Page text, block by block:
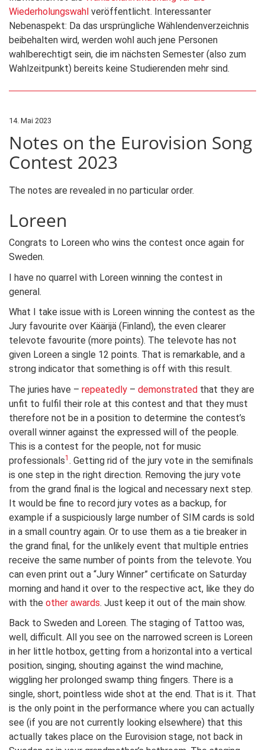
Wiederholungswahl veröffentlicht. Interessanter
Nebenaspekt: Da das ursprüngliche Wählendenverzeichnis
beibehalten wird, werden wohl auch jene Personen
wahlberechtigt sein, die im nächsten Semester (also zum
Wahlzeitpunkt) bereits keine Studierenden mehr sind.
14. Mai 2023
Notes on the Eurovision Song
Contest 2023
The notes are revealed in no particular order.
Loreen
Congrats to Loreen who wins the contest once again for
Sweden.
I have no quarrel with Loreen winning the contest in
general.
What I take issue with is Loreen winning the contest as the
Jury favourite over Käärijä (Finland), the even clearer
televote favourite (more points). The televote has not
given Loreen a single 12 points. That is remarkable, and a
strong indicator that something is off with this result.
The juries have – repeatedly – demonstrated that they are
unfit to fulfil their role at this contest and that they must
therefore not be in a position to determine the contest’s
overall winner against the expressed will of the people.
This is a contest for the people, not for music
professionals1 . Getting rid of the jury vote in the semifinals
is one step in the right direction. Removing the jury vote
from the grand final is the logical and necessary next step.
It would be fine to record jury votes as a backup, for
example if a suspiciously large number of SIM cards is sold
in a small country again. Or to use them as a tie breaker in
the grand final, for the unlikely event that multiple entries
receive the same number of points from the televote. You
can even print out a “Jury Winner” certificate on Saturday
morning and hand it over to the respective act, like they do
with the other awards. Just keep it out of the main show.
Back to Sweden and Loreen. The staging of Tattoo was,
well, difficult. All you see on the narrowed screen is Loreen
in her little hotbox, getting from a horizontal into a vertical
position, singing, shouting against the wind machine,
wiggling her prolonged swamp thing fingers. There is a
single, short, pointless wide shot at the end. That is it. That
is the only point in the performance where you can actually
see (if you are not currently looking elsewhere) that this
actually takes place on the Eurovision stage, not back in